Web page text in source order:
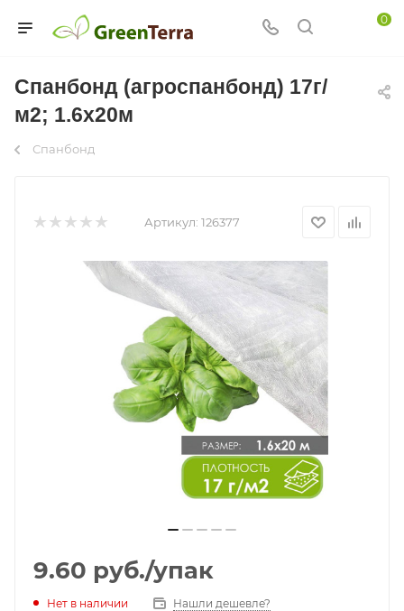
0
Спанбонд (агроспанбонд) 17г/
м2; 1.6х20м
Спанбонд
Артикул: 126377
9.60 руб./упак
Нет в наличии Нашли дешевле?